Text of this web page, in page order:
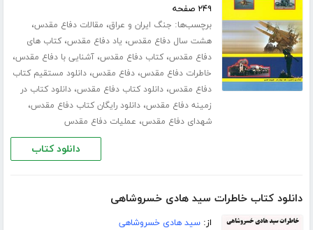
۲۴۹ صفحه
برچسب‌ها: جنگ ایران و عراق، مقالات دفاع مقدس،
هشت سال دفاع مقدس، یاد دفاع مقدس،کتاب های
دفاع مقدس،کتاب دفاع مقدس،آشنایی با دفاع مقدس،
خاطرات دفاع مقدس،دفاع مقدس،دانلود مستقیم کتاب
دفاع مقدس،دانلود کتاب دفاع مقدس،دانلود کتاب در
زمینه دفاع مقدس،دانلود رایگان کتاب دفاع مقدس،
شهدای دفاع مقدس، عملیات دفاع مقدس
دانلود کتاب
دانلود کتاب خاطرات سید هادی خسروشاهی
از:سید هادی خسروشاهی